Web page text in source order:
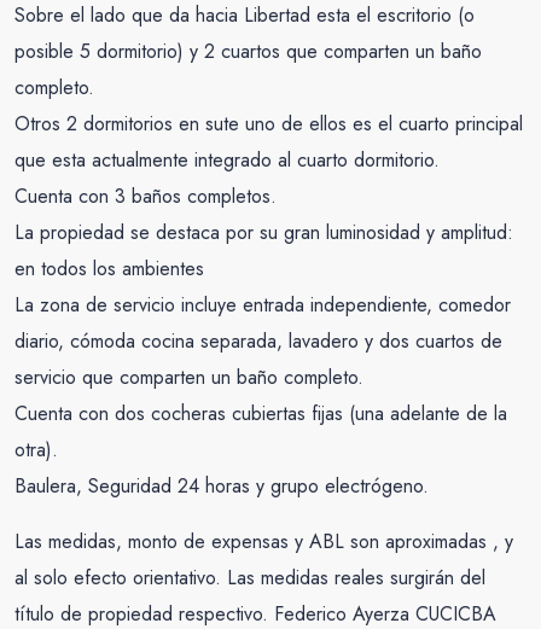
Sobre el lado que da hacia Libertad esta el escritorio (o
posible 5 dormitorio) y 2 cuartos que comparten un baño
completo.
Otros 2 dormitorios en sute uno de ellos es el cuarto principal
que esta actualmente integrado al cuarto dormitorio.
Cuenta con 3 baños completos.
La propiedad se destaca por su gran luminosidad y amplitud:
en todos los ambientes
La zona de servicio incluye entrada independiente, comedor
diario, cómoda cocina separada, lavadero y dos cuartos de
servicio que comparten un baño completo.
Cuenta con dos cocheras cubiertas fijas (una adelante de la
otra).
Baulera, Seguridad 24 horas y grupo electrógeno.
Las medidas, monto de expensas y ABL son aproximadas , y
al solo efecto orientativo. Las medidas reales surgirán del
título de propiedad respectivo. Federico Ayerza CUCICBA